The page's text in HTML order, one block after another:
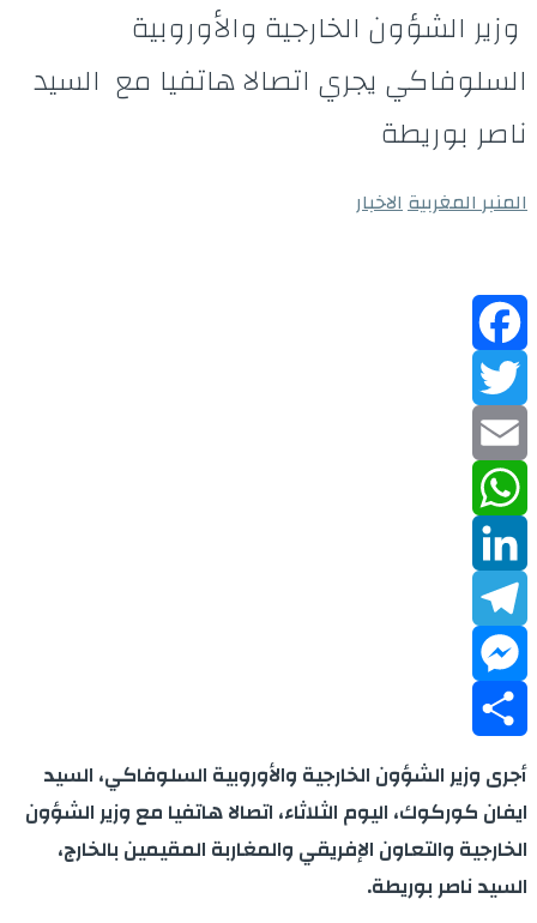
وزير الشؤون الخارجية والأوروبية
السلوفاكي يجري اتصالا هاتفيا مع السيد
ناصر بوريطة
المنبر المغربيةالاخبار
Facebook
Twitter
Email
WhatsApp
LinkedIn
Telegram
Messenger
Share
أجرى وزير الشؤون الخارجية والأوروبية السلوفاكي، السيد
ايفان كوركوك، اليوم الثلاثاء، اتصالا هاتفيا مع وزير الشؤون
الخارجية والتعاون الإفريقي والمغاربة المقيمين بالخارج،
السيد ناصر بوريطة.